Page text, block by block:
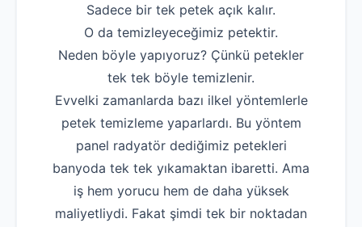
Sadece bir tek petek açık kalır.
O da temizleyeceğimiz petektir.
Neden böyle yapıyoruz? Çünkü petekler
tek tek böyle temizlenir.
Evvelki zamanlarda bazı ilkel yöntemlerle
petek temizleme yaparlardı. Bu yöntem
panel radyatör dediğimiz petekleri
banyoda tek tek yıkamaktan ibaretti. Ama
iş hem yorucu hem de daha yüksek
maliyetliydi. Fakat şimdi tek bir noktadan